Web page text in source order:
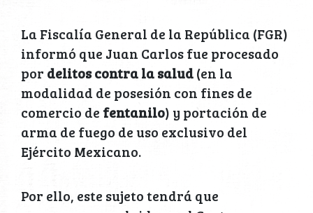
La Fiscalía General de la República (FGR)
informó que Juan Carlos fue procesado
por delitos contra la salud(en la
modalidad de posesión con fines de
comercio de fentanilo) y portación de
arma de fuego de uso exclusivo del
Ejército Mexicano.
Por ello, este sujeto tendrá que